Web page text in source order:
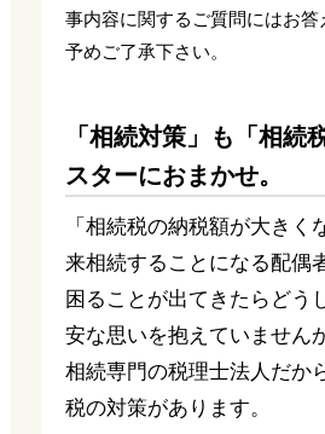
事内容に関するご質問にはお
予めご了承下さい。
「相続対策」も「相続
スターにおまかせ。
「相続税の納税額が大きく
来相続することになる配偶
困ることが出てきたらどう
安な思いを抱えていません
相続専門の税理士法人だか
税の対策があります。